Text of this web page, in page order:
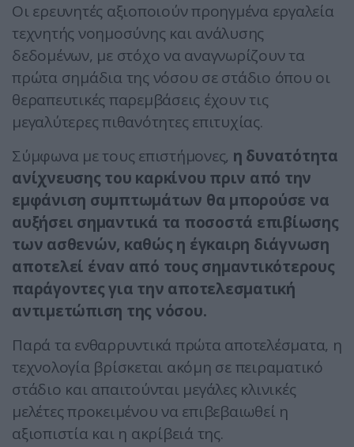
Οι ερευνητές αξιοποιούν προηγμένα εργαλεία
τεχνητής νοημοσύνης και ανάλυσης
δεδομένων, με στόχο να αναγνωρίζουν τα
πρώτα σημάδια της νόσου σε στάδιο όπου οι
θεραπευτικές παρεμβάσεις έχουν τις
μεγαλύτερες πιθανότητες επιτυχίας.
Σύμφωνα με τους επιστήμονες, η δυνατότητα
ανίχνευσης του καρκίνου πριν από την
εμφάνιση συμπτωμάτων θα μπορούσε να
αυξήσει σημαντικά τα ποσοστά επιβίωσης
των ασθενών, καθώς η έγκαιρη διάγνωση
αποτελεί έναν από τους σημαντικότερους
παράγοντες για την αποτελεσματική
αντιμετώπιση της νόσου.
Παρά τα ενθαρρυντικά πρώτα αποτελέσματα, η
τεχνολογία βρίσκεται ακόμη σε πειραματικό
στάδιο και απαιτούνται μεγάλες κλινικές
μελέτες προκειμένου να επιβεβαιωθεί η
αξιοπιστία και η ακρίβειά της.